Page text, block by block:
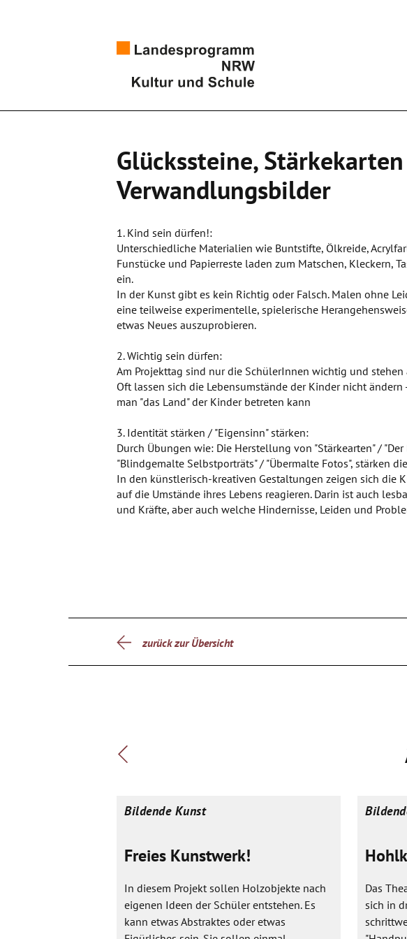
Glückssteine,
Verwandlungsbilder
1. Kind sein dürfen!:
Unterschiedliche Materialien wie Buntstifte, Ölkreide,
Funstücke und Papierreste laden zum Matschen, Kleckern,
ein.
In der Kunst gibt es kein Richtig oder Falsch. Malen ohne
eine teilweise experimentelle, spielerische
etwas Neues auszuprobieren.
2. Wichtig sein dürfen:
Am Projekttag sind nur die SchülerInnen wichtig und stehen
Oft lassen sich die Lebensumstände der Kinder nicht
man "das Land" der Kinder betreten kann
3. Identität stärken / "Eigensinn" stärken:
Durch Übungen wie: Die Herstellung von "Stärkearten" /
"Blindgemalte Selbstporträts" / "Übermalte Fotos", stärken
In den künstlerisch-kreativen Gestaltungen zeigen sich die
auf die Umstände ihres Lebens reagieren. Darin ist auch
und Kräfte, aber auch welche Hindernisse, Leiden und
zurück zur Übersicht
Bildende Kunst
Freies Kunstwerk!
In diesem Projekt sollen Holzobjekte nach
eigenen Ideen der Schüler entstehen. Es
kann etwas Abstraktes oder etwas
Das
sich in